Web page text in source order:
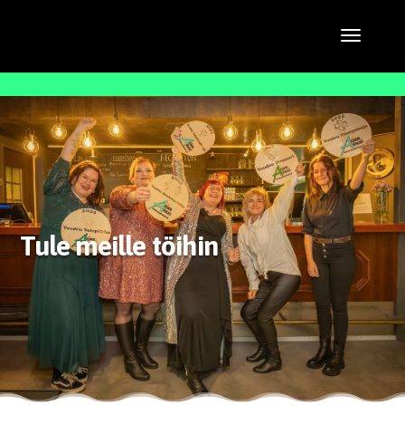
Tule meille töihin